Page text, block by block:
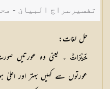
تفسیرسراج البیان -
حل لغات:
خَيْرَاتٌ ۔ یعنی وہ عورتیں
عورتوں سے کہیں بہتر اور